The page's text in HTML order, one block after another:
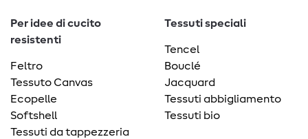
Per idee di cucito
resistenti
Feltro
Tessuto Canvas
Ecopelle
Softshell
Tessuti da tappezzeria
Tessuti speciali
Tencel
Bouclé
Jacquard
Tessuti abbigliamento
Tessuti bio